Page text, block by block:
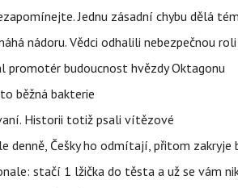
Jednu zásadní chybu dělá
nádoru. Vědci odhalili nebezpečnou
budoucnost hvězdy Oktagonu
běžná bakterie
Historii totiž psali vítězové
denně, Češky ho odmítají, přitom zakryje
stačí 1 lžička do těsta a už se vám